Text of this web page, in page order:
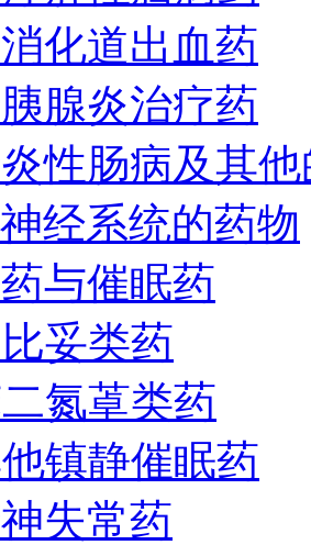
化道出血药
腺炎治疗药
性肠病及其
经系统的药物
与催眠药
妥类药
氮䓬类药
镇静催眠药
失常药